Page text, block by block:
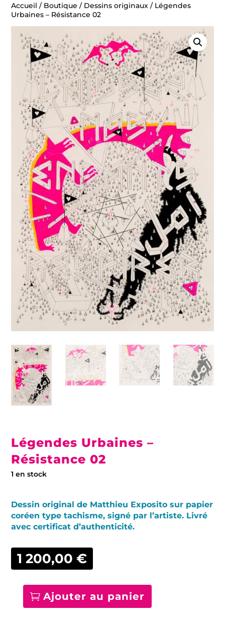
Accueil / Boutique / Dessins originaux / Légendes
Urbaines – Résistance 02
Légendes Urbaines –
Résistance 02
1 en stock
Dessin original de Matthieu Exposito sur papier
coréen type tachisme, signé par l’artiste. Livré
avec certificat d’authenticité.
1 200,00€
quantité Ajouter au panier